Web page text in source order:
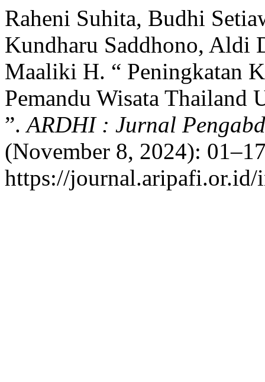
Raheni Suhita, Budhi
Kundharu Saddhono, Aldi
Maaliki H. “ Peningkatan
Pemandu Wisata Thailand
”.ARDHI : Jurnal
(November 8, 2024):
https://